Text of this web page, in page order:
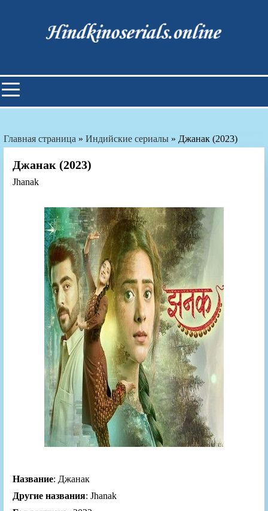
Индийские фильмы смотреть
онлайн
Главная страница » Индийские сериалы » Джанак (2023)
Джанак (2023)
Jhanak
Название: Джанак
Другие названия: Jhanak